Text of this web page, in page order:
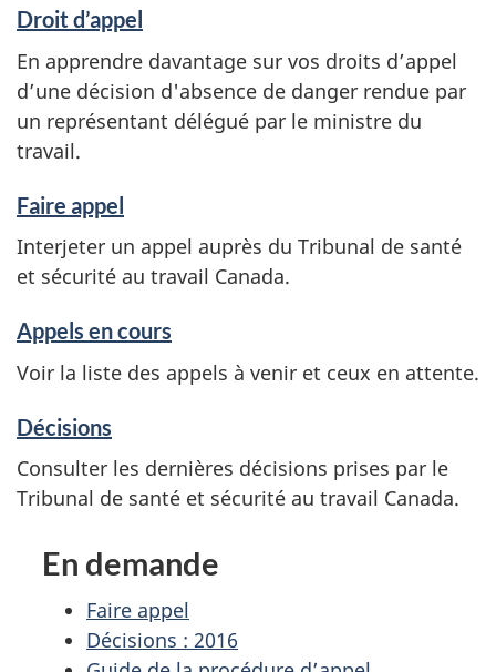
Droit d’appel
En apprendre davantage sur vos droits d’appel
d’une décision d'absence de danger rendue par
un représentant délégué par le ministre du
travail.
Faire appel
Interjeter un appel auprès du Tribunal de santé
et sécurité au travail Canada.
Appels en cours
Voir la liste des appels à venir et ceux en attente.
Décisions
Consulter les dernières décisions prises par le
Tribunal de santé et sécurité au travail Canada.
En demande
Faire appel
Décisions : 2016